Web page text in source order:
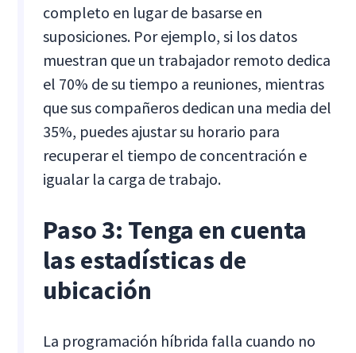
completo en lugar de basarse en
suposiciones. Por ejemplo, si los datos
muestran que un trabajador remoto dedica
el 70% de su tiempo a reuniones, mientras
que sus compañeros dedican una media del
35%, puedes ajustar su horario para
recuperar el tiempo de concentración e
igualar la carga de trabajo.
Paso 3: Tenga en cuenta
las estadísticas de
ubicación
La programación híbrida falla cuando no